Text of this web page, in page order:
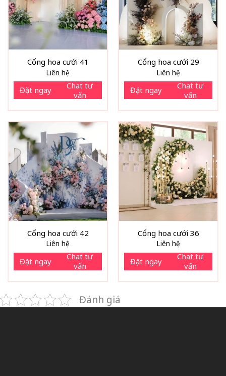
Cổng hoa cưới 41
Liên hệ
Đặt ngay
Chat tư
vấn
Cổng hoa cưới 29
Liên hệ
Đặt ngay
Chat tư
vấn
Cổng hoa cưới 42
Liên hệ
Đặt ngay
Chat tư
vấn
Cổng hoa cưới 36
Liên hệ
Đặt ngay
Chat tư
vấn
Đánh giá